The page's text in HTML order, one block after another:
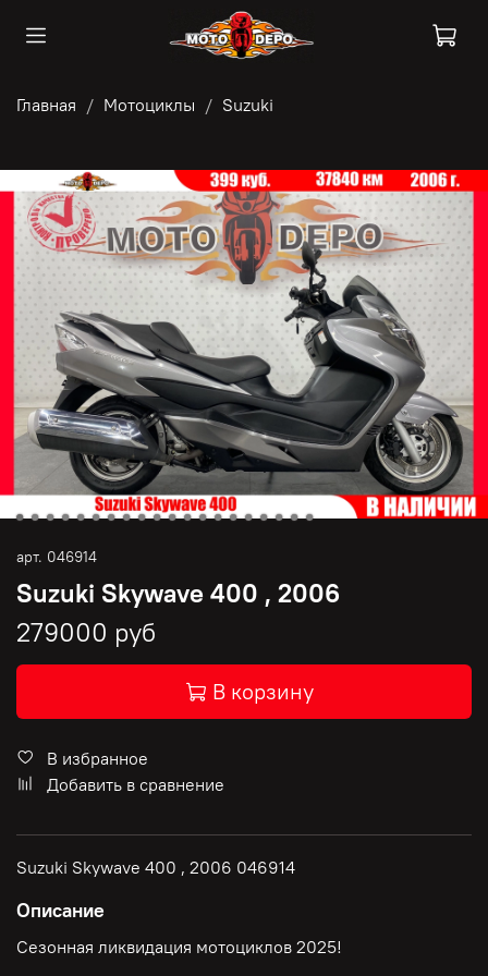
Главная Мотоциклы Suzuki
арт. 046914
Suzuki Skywave 400 , 2006
279000 руб
В корзину
В избранное
Добавить в сравнение
Suzuki Skywave 400 , 2006 046914
Описание
Сезонная ликвидация мотоциклов 2025!